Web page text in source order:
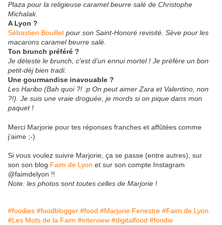
Plaza pour la religieuse caramel beurre salé de Christophe
Michalak.
A Lyon ?
Sébastien Bouillet pour son Saint-Honoré revisité. Sève pour les
macarons caramel beurre salé.
Ton brunch préféré ?
Je déteste le brunch, c'est d'un ennui mortel ! Je préfère un bon
petit-déj bien tradi.
Une gourmandise inavouable ?
Les Haribo (Bah quoi ?! :p On peut aimer Zara et Valentino, non
?!). Je suis une vraie droguée, je mords si on pique dans mon
paquet !
Merci Marjorie pour tes réponses franches et affûtées comme
j'aime ;-)
Si vous voulez suivre Marjorie, ça se passe (entre autres), sur
son son blog Faim de Lyon et sur son compte Instagram
@faimdelyon !!
Note: les photos sont toutes celles de Marjorie !
#foodies #foodblogger #food #Marjorie Fenestre #Faim de Lyon
#Les Mots de la Faim #interview #digitalfood #foodie